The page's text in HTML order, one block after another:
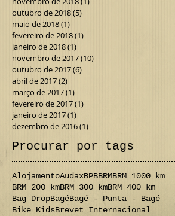
outubro de 2018(5)
maio de 2018(1)
fevereiro de 2018(1)
janeiro de 2018(1)
novembro de 2017(10)
outubro de 2017(6)
abril de 2017(2)
março de 2017(1)
fevereiro de 2017(1)
janeiro de 2017(1)
dezembro de 2016(1)
Procurar por tags
AlojamentoAudaxBPBBRMBRM 1000 km
BRM 200 kmBRM 300 kmBRM 400 km
Bag DropBagéBagé - Punta - Bagé
Bike KidsBrevet Internacional